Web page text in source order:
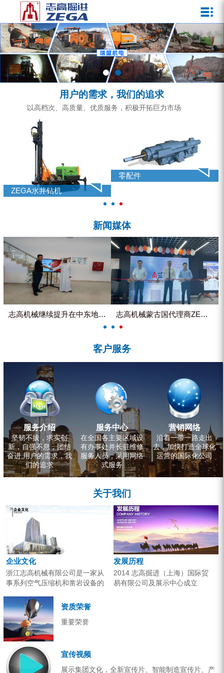
企业文化
发展历程
资质荣誉
宣传视频
公司新闻
行业动态
ZEGA一体式潜孔钻机
ZEGA地下掘进台车
ZEGA小型一体式露天钻机
ZEGA全液压顶锤钻机
零配件
锚固钻机系列
FY水井钻车系列
水井专用螺杆空压机
雾炮机
洗轮机
服务介绍
服务中心
营销网络
用户的需求，我们的追求
以高档次、高质量、优质服务，积极开拓巨力市场
ZEGA水井钻机
零配件
新闻媒体
志高机械继续提升在中东地区的市... 志高机械蒙古国代理商ZEGA客...
客户服务
服务介绍
坚韧不拔，求实创
新，自强不息，团结
奋进,用户的需求，我
们的追求
服务中心
在全国各主要区域设
有办事处并长驻维修
服务人员，采用网络
式服务
营销网络
沿着一带一路走出
去，加快打造全球化
运营的国际化公司
关于我们
企业文化
浙江志高机械有限公司是一家从
事系列空气压缩机和凿岩设备的
的专业机构。产品广泛应用于工
业气源、各类矿山开采和工程项
目建设。企业以技术开发为核
心，...
发展历程
2014 志高掘进（上海）国际贸
易有限公司及展示中心成立
资质荣誉
重要荣誉
宣传视频
展示集团文化，全新宣传片、智能制造宣传片、产